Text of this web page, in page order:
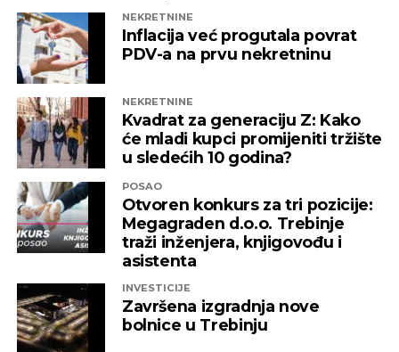
NEKRETNINE
Inflacija već progutala povrat
PDV-a na prvu nekretninu
NEKRETNINE
Kvadrat za generaciju Z: Kako
će mladi kupci promijeniti tržište
u sledećih 10 godina?
POSAO
Otvoren konkurs za tri pozicije:
Megagraden d.o.o. Trebinje
traži inženjera, knjigovođu i
asistenta
INVESTICIJE
Završena izgradnja nove
bolnice u Trebinju